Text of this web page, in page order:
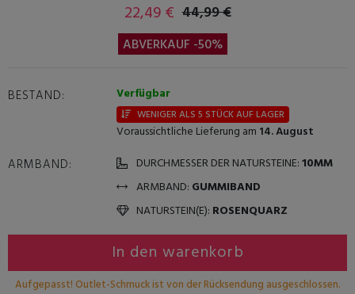
22,49 € 44,99 €
ABVERKAUF -50%
BESTAND: Verfügbar
WENIGER ALS 5 STÜCK AUF LAGER
Voraussichtliche Lieferung am 14. August
ARMBAND: DURCHMESSER DER NATURSTEINE:10MM
ARMBAND: GUMMIBAND
NATURSTEIN(E): ROSENQUARZ
In den warenkorb
Aufgepasst! Outlet-Schmuck ist von der Rücksendung ausgeschlossen.